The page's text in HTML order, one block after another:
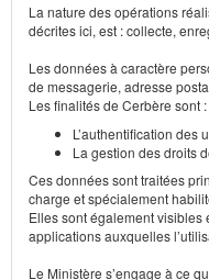
La nature des opérations
décrites ici, est : collecte,
Les données à caractère
de messagerie, adresse
Les finalités de Cerbère sont :
L’authentification des
La gestion des droits
Ces données sont traitées
charge et spécialement
Elles sont également visibles
applications auxquelles
Le Ministère s’engage à ce